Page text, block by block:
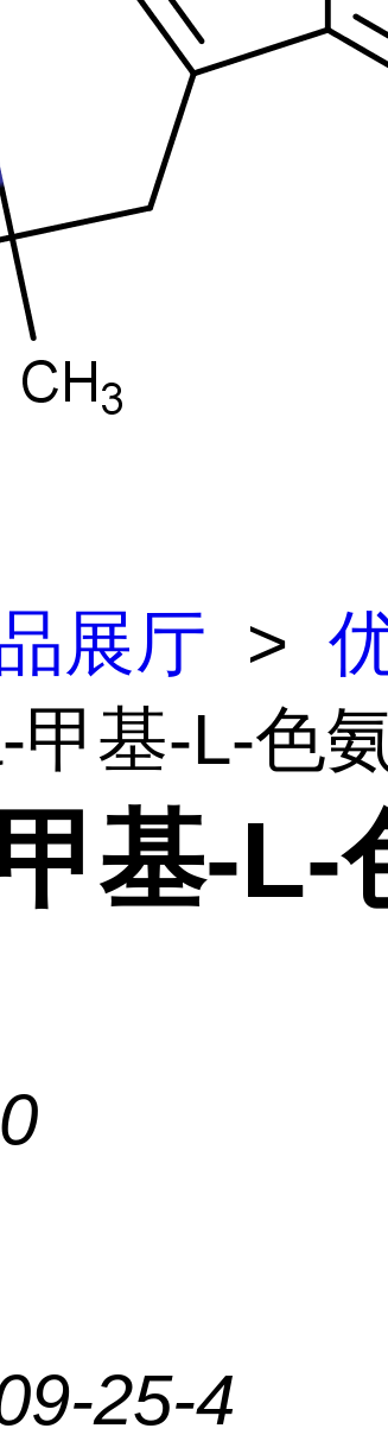
展厅 >
甲基-L-色
基-L-
25-4